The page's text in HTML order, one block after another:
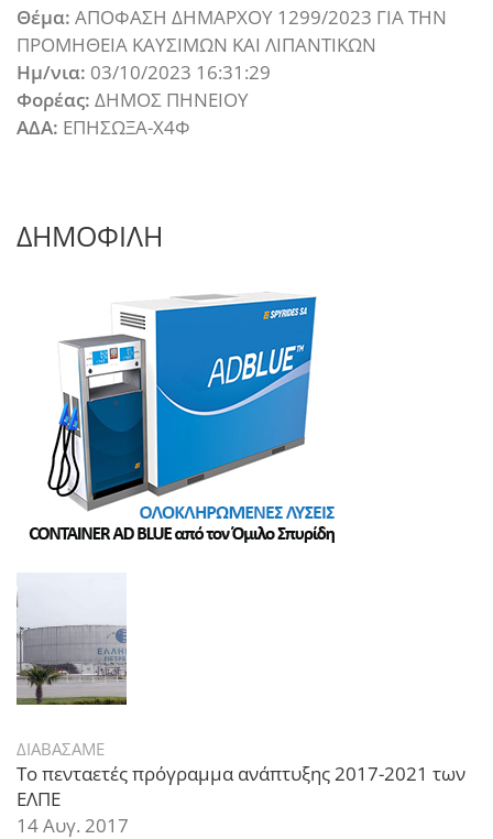
Θέμα: ΑΠΟΦΑΣΗ ΔΗΜΑΡΧΟΥ 1299/2023 ΓΙΑ ΤΗΝ
ΠΡΟΜΗΘΕΙΑ ΚΑΥΣΙΜΩΝ ΚΑΙ ΛΙΠΑΝΤΙΚΩΝ
Ημ/νια: 03/10/2023 16:31:29
Φορέας: ΔΗΜΟΣ ΠΗΝΕΙΟΥ
ΑΔΑ: ΕΠΗΣΩΞΑ-Χ4Φ
ΔΗΜΟΦΙΛΗ
ΔΙΑΒΑΣΑΜΕ
Το πενταετές πρόγραμμα ανάπτυξης 2017-2021 των
ΕΛΠΕ
14 Αυγ. 2017